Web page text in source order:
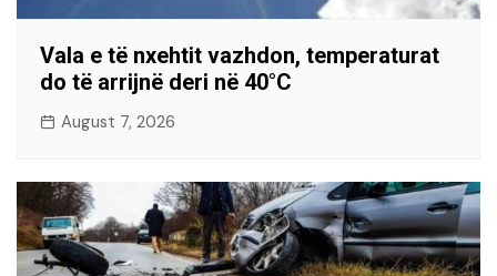
Vala e të nxehtit vazhdon, temperaturat
do të arrijnë deri në 40°C
August 7, 2026